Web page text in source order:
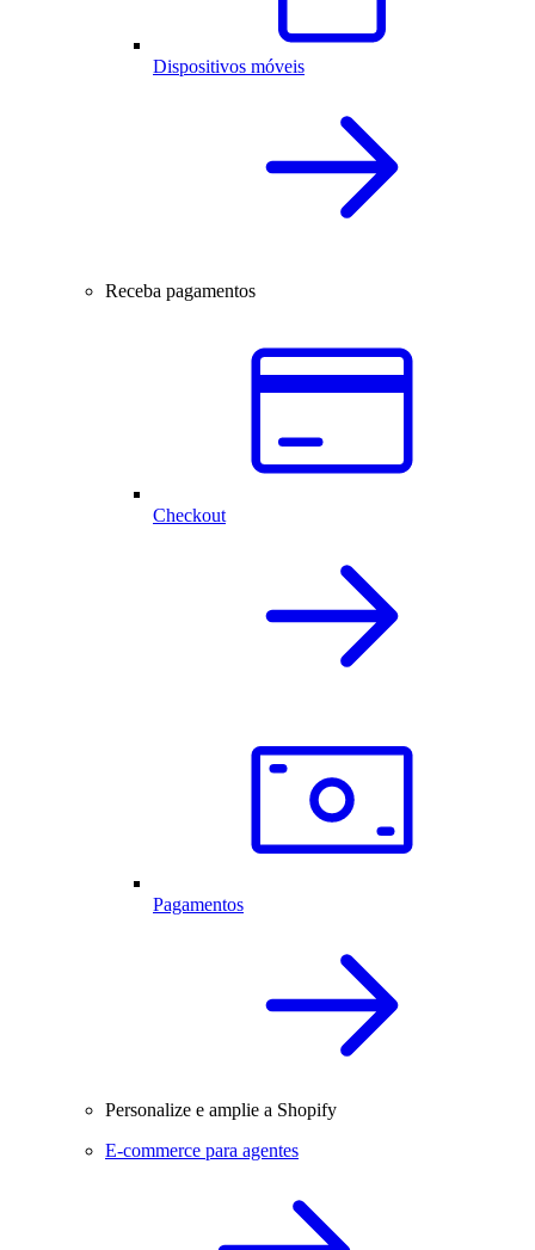
Dispositivos móveis
Receba pagamentos
Checkout
Pagamentos
Personalize e amplie a Shopify
E-commerce para agentes